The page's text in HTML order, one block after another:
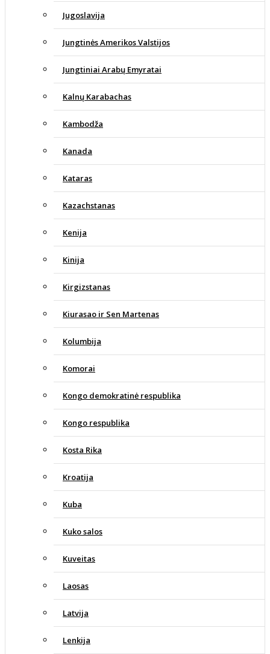
Jugoslavija
Jungtinės Amerikos Valstijos
Jungtiniai Arabų Emyratai
Kalnų Karabachas
Kambodža
Kanada
Kataras
Kazachstanas
Kenija
Kinija
Kirgizstanas
Kiurasao ir Sen Martenas
Kolumbija
Komorai
Kongo demokratinė respublika
Kongo respublika
Kosta Rika
Kroatija
Kuba
Kuko salos
Kuveitas
Laosas
Latvija
Lenkija